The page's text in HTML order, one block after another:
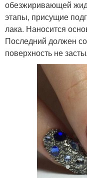
обезжиривающей
этапы, присущие
лака. Наносится
Последний должен
поверхность не